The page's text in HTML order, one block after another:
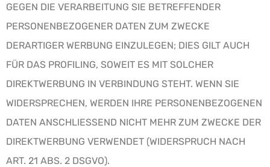
GEGEN DIE VERARBEITUNG SIE BETREFFENDER
PERSONENBEZOGENER DATEN ZUM ZWECKE
DERARTIGER WERBUNG EINZULEGEN; DIES GILT AUCH
FÜR DAS PROFILING, SOWEIT ES MIT SOLCHER
DIREKTWERBUNG IN VERBINDUNG STEHT. WENN SIE
WIDERSPRECHEN, WERDEN IHRE PERSONENBEZOGENEN
DATEN ANSCHLIESSEND NICHT MEHR ZUM ZWECKE DER
DIREKTWERBUNG VERWENDET (WIDERSPRUCH NACH
ART. 21 ABS. 2 DSGVO).